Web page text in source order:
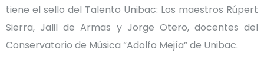
tiene el sello del Talento Unibac: Los maestros Rúpert
Sierra, Jalil de Armas y Jorge Otero, docentes del
Conservatorio de Música “Adolfo Mejía” de Unibac.